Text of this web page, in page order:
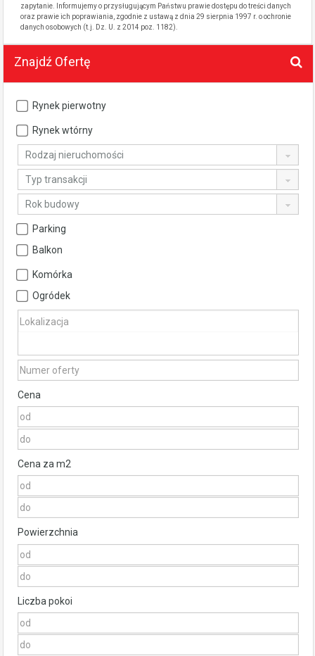
zapytanie. Informujemy o przysługującym Państwu prawie dostępu do treści danych
oraz prawie ich poprawiania, zgodnie z ustawą z dnia 29 sierpnia 1997 r. o ochronie
danych osobowych (t.j. Dz. U. z 2014 poz. 1182).
Znajdź Ofertę
Rynek pierwotny
Rynek wtórny
Rodzaj nieruchomości
Typ transakcji
Rok budowy
Parking
Balkon
Komórka
Ogródek
Cena
Cena za m2
Powierzchnia
Liczba pokoi